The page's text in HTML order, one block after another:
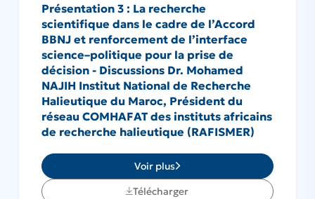
Présentation 3 : La recherche
scientifique dans le cadre de l’Accord
BBNJ et renforcement de l’interface
science–politique pour la prise de
décision - Discussions Dr. Mohamed
NAJIH Institut National de Recherche
Halieutique du Maroc, Président du
réseau COMHAFAT des instituts africains
de recherche halieutique (RAFISMER)
Voir plus
Télécharger